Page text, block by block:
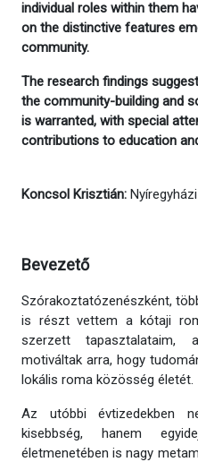
individual roles within them
on the distinctive features
community.
The research findings
the community-building and
is warranted, with special
contributions to education
Koncsol Krisztián:
Bevezető
Szórakoztatózenészként,
is részt vettem a kótaji
szerzett tapasztalataim,
motiváltak arra, hogy
lokális roma közösség életét.
Az utóbbi évtizedekben
kisebbség, hanem
életmenetében is nagy